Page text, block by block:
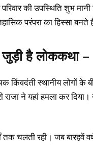
की उपस्थिति शुभ
परंपरा का हिस्सा बनते
जुड़ी है लोककथा –
किंवदंती स्थानीय लोगों के
राजा ने यहां हमला कर
तक चलती रही। जब